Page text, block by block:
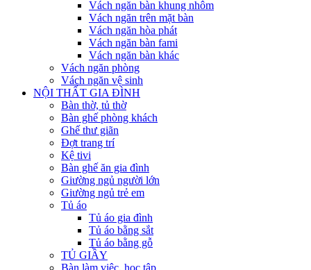
Vách ngăn bàn khung nhôm
Vách ngăn trên mặt bàn
Vách ngăn hòa phát
Vách ngăn bàn fami
Vách ngăn bàn khác
Vách ngăn phòng
Vách ngăn vệ sinh
NỘI THẤT GIA ĐÌNH
Bàn thờ, tủ thờ
Bàn ghế phòng khách
Ghế thư giãn
Đợt trang trí
Kệ tivi
Bàn ghế ăn gia đình
Giường ngủ người lớn
Giường ngủ trẻ em
Tủ áo
Tủ áo gia đình
Tủ áo bằng sắt
Tủ áo bằng gỗ
TỦ GIẦY
Bàn làm việc, học tập